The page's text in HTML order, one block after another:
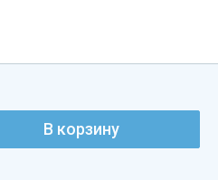
В корзину